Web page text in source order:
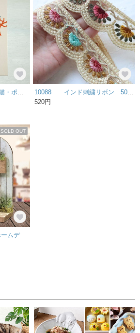
520円
SOLD OUT
【特集掲載】NTR-47 ホームデコナチュラルハウスキット 暖かな季節の中で ミニチュア